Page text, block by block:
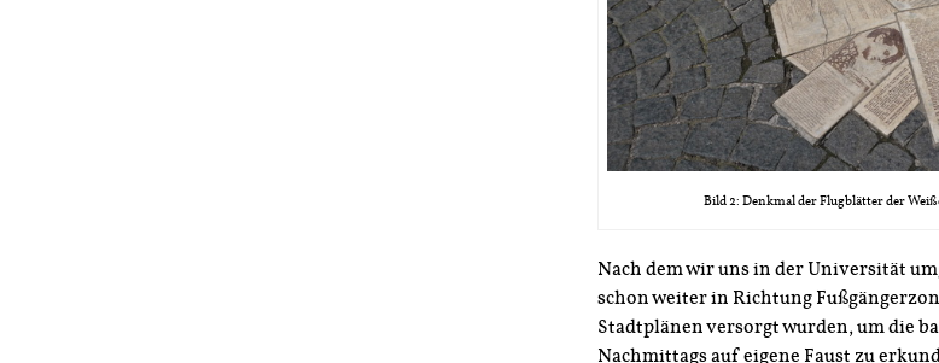
Bild 2: Denkmal der Flugblätter der
Nach dem wir uns in der Universität
schon weiter in Richtung
Stadtplänen versorgt wurden, um die
Nachmittags auf eigene Faust zu